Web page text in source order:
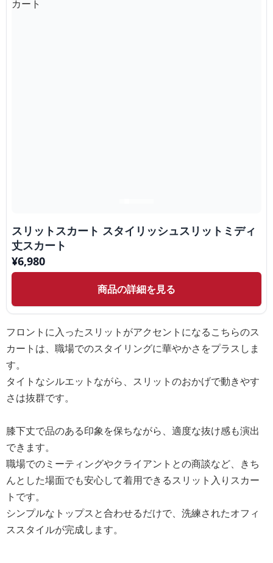
スリットスカート スタイリッシュスリットミディ
丈スカート
¥6,980
商品の詳細を見る
フロントに入ったスリットがアクセントになるこちらのス
カートは、職場でのスタイリングに華やかさをプラスしま
す。
タイトなシルエットながら、スリットのおかげで動きやす
さは抜群です。
膝下丈で品のある印象を保ちながら、適度な抜け感も演出
できます。
職場でのミーティングやクライアントとの商談など、きち
んとした場面でも安心して着用できるスリット入りスカー
トです。
シンプルなトップスと合わせるだけで、洗練されたオフィ
ススタイルが完成します。